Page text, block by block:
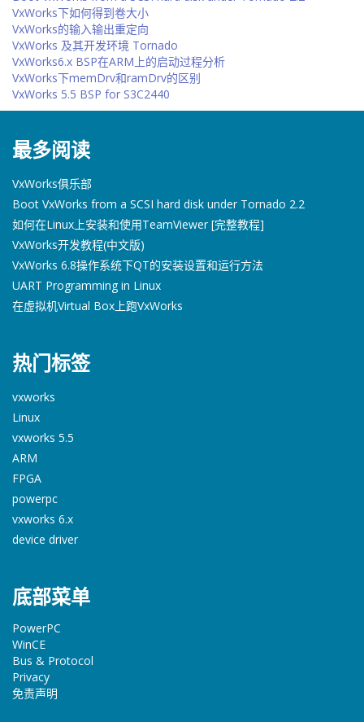
VxWorks下如何得到卷大小
VxWorks的输入输出重定向
VxWorks 及其开发环境 Tornado
VxWorks6.x BSP在ARM上的启动过程分析
VxWorks下memDrv和ramDrv的区别
VxWorks 5.5 BSP for S3C2440
最多阅读
VxWorks俱乐部
Boot VxWorks from a SCSI hard disk under Tornado 2.2
如何在Linux上安装和使用TeamViewer [完整教程]
VxWorks开发教程(中文版)
VxWorks 6.8操作系统下QT的安装设置和运行方法
UART Programming in Linux
在虚拟机Virtual Box上跑VxWorks
热门标签
vxworks
Linux
vxworks 5.5
ARM
FPGA
powerpc
vxworks 6.x
device driver
底部菜单
PowerPC
WinCE
Bus & Protocol
Privacy
免责声明